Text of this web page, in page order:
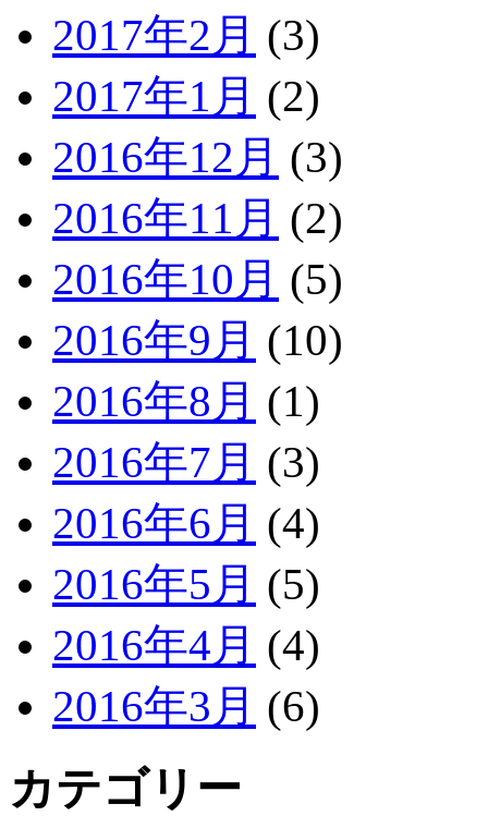
2017年2月 (3)
2017年1月 (2)
2016年12月 (3)
2016年11月 (2)
2016年10月 (5)
2016年9月 (10)
2016年8月 (1)
2016年7月 (3)
2016年6月 (4)
2016年5月 (5)
2016年4月 (4)
2016年3月 (6)
カテゴリー